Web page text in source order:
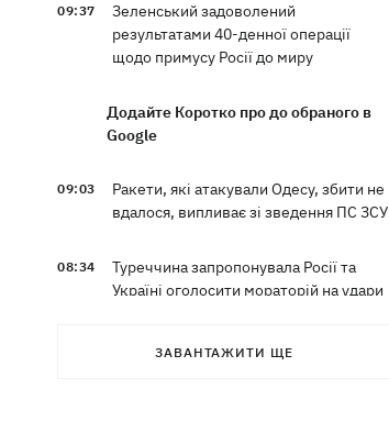
09:37
Зеленський задоволений
результатами 40-денної операції
щодо примусу Росії до миру
Додайте Коротко про до обраного в
Google
09:03
Ракети, які атакували Одесу, збити не
вдалося, випливає зі зведення ПС ЗСУ
08:34
Туреччина запропонувала Росії та
Україні оголосити мораторій на удари
ЗАВАНТАЖИТИ ЩЕ